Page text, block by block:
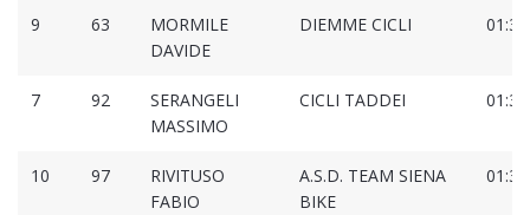
9 63
MORMILE
DAVIDE
DIEMME CICLI
7 92
SERANGELI
MASSIMO
CICLI TADDEI
10 97
RIVITUSO
FABIO
A.S.D. TEAM SIENA
BIKE